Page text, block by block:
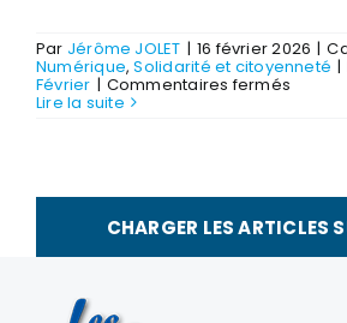
Par Jérôme JOLET | 16 février 2026 |
Numérique,Solidarité et citoyenneté |
Février | Commentaires fermés
des
GEM
Lire la suite
CHARGER LES ARTICLES